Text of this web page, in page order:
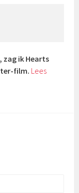
zag ik Hearts
film. Lees